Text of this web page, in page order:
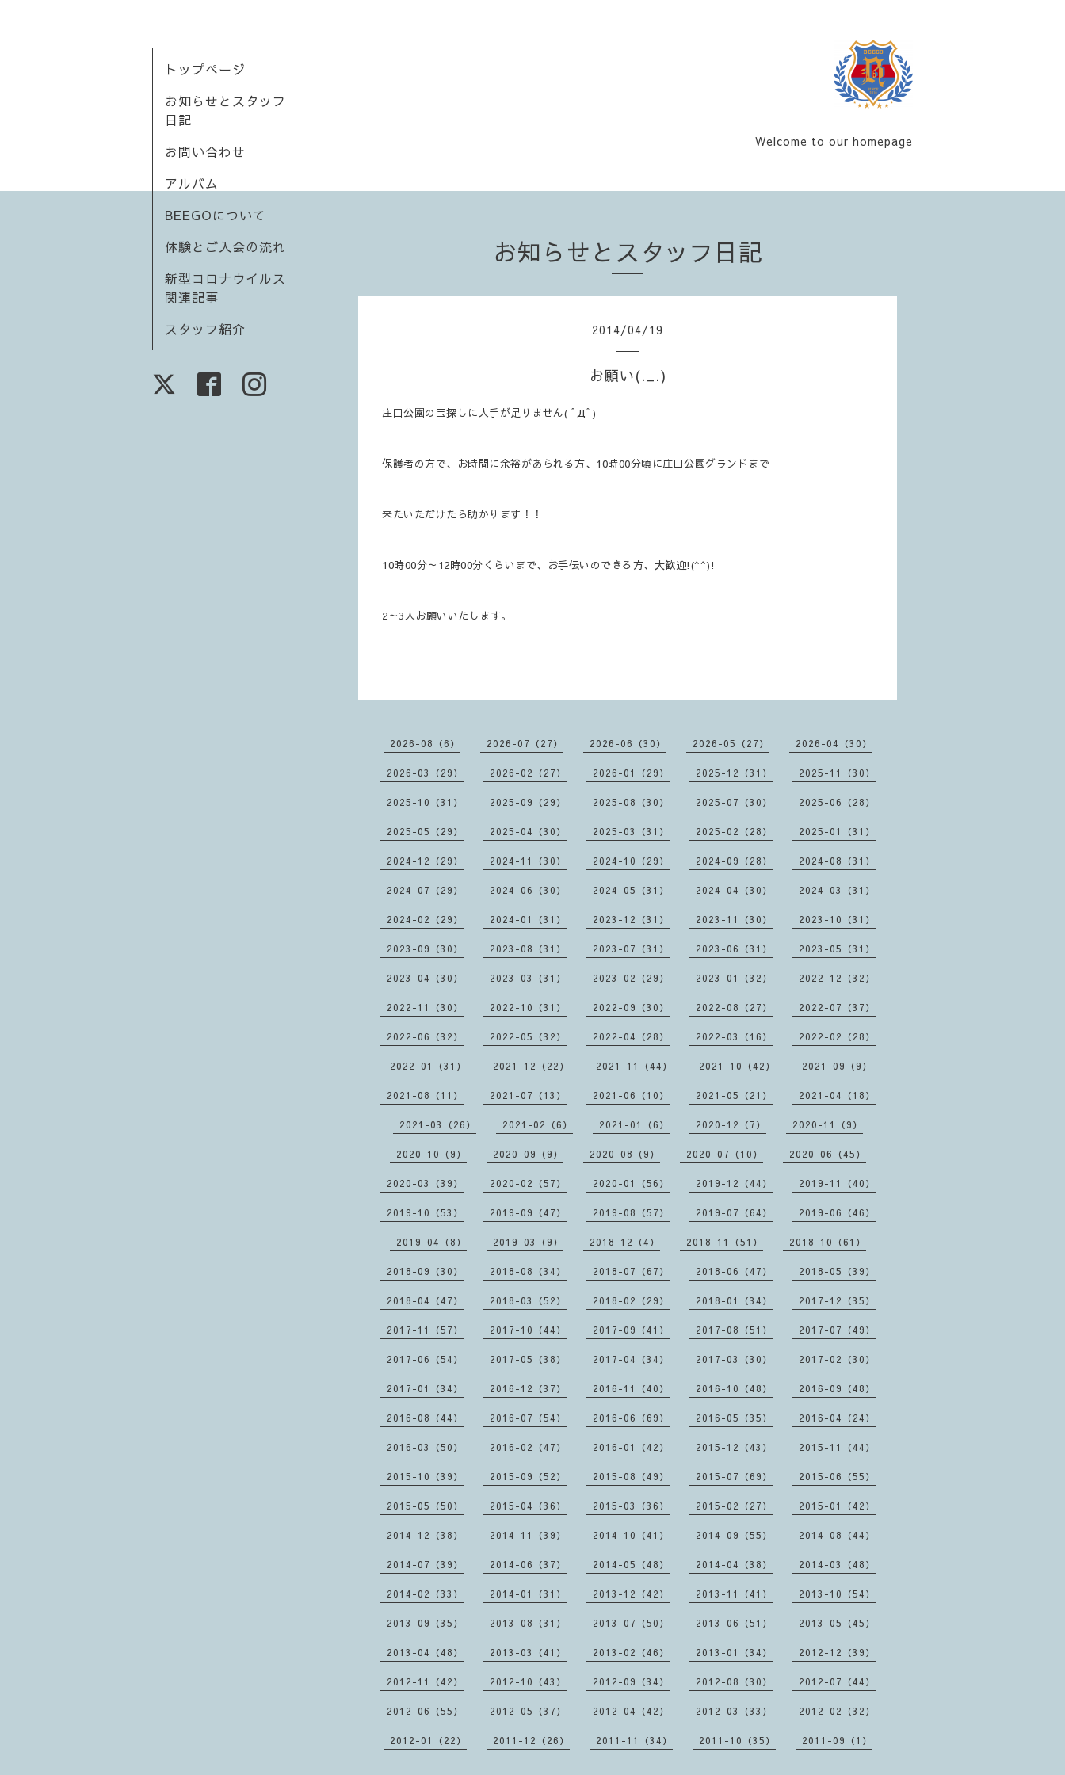
Welcome to our homepage
トップページ
お知らせとスタッフ
日記
お問い合わせ
アルバム
BEEGOについて
体験とご入会の流れ
新型コロナウイルス
関連記事
スタッフ紹介
お知らせとスタッフ日記
2014/04/19
お願い(._.)
庄口公園の宝探しに人手が足りません( ﾟДﾟ)
保護者の方で、お時間に余裕があられる方、10時00分頃に庄口公園グランドまで
来たいただけたら助かります！！
10時00分～12時00分くらいまで、お手伝いのできる方、大歓迎!(^^)!
2～3人お願いいたします。
2026-08（6） 2026-07（27） 2026-06（30） 2026-05（27） 2026-04（30）
2026-03（29） 2026-02（27） 2026-01（29） 2025-12（31） 2025-11（30）
2025-10（31） 2025-09（29） 2025-08（30） 2025-07（30） 2025-06（28）
2025-05（29） 2025-04（30） 2025-03（31） 2025-02（28） 2025-01（31）
2024-12（29） 2024-11（30） 2024-10（29） 2024-09（28） 2024-08（31）
2024-07（29） 2024-06（30） 2024-05（31） 2024-04（30） 2024-03（31）
2024-02（29） 2024-01（31） 2023-12（31） 2023-11（30） 2023-10（31）
2023-09（30） 2023-08（31） 2023-07（31） 2023-06（31） 2023-05（31）
2023-04（30） 2023-03（31） 2023-02（29） 2023-01（32） 2022-12（32）
2022-11（30） 2022-10（31） 2022-09（30） 2022-08（27） 2022-07（37）
2022-06（32） 2022-05（32） 2022-04（28） 2022-03（16） 2022-02（28）
2022-01（31） 2021-12（22） 2021-11（44） 2021-10（42） 2021-09（9）
2021-08（11） 2021-07（13） 2021-06（10） 2021-05（21） 2021-04（18）
2021-03（26） 2021-02（6） 2021-01（6） 2020-12（7） 2020-11（9）
2020-10（9） 2020-09（9） 2020-08（9） 2020-07（10） 2020-06（45）
2020-03（39） 2020-02（57） 2020-01（56） 2019-12（44） 2019-11（40）
2019-10（53） 2019-09（47） 2019-08（57） 2019-07（64） 2019-06（46）
2019-04（8） 2019-03（9） 2018-12（4） 2018-11（51） 2018-10（61）
2018-09（30） 2018-08（34） 2018-07（67） 2018-06（47） 2018-05（39）
2018-04（47） 2018-03（52） 2018-02（29） 2018-01（34） 2017-12（35）
2017-11（57） 2017-10（44） 2017-09（41） 2017-08（51） 2017-07（49）
2017-06（54） 2017-05（38） 2017-04（34） 2017-03（30） 2017-02（30）
2017-01（34） 2016-12（37） 2016-11（40） 2016-10（48） 2016-09（48）
2016-08（44） 2016-07（54） 2016-06（69） 2016-05（35） 2016-04（24）
2016-03（50） 2016-02（47） 2016-01（42） 2015-12（43） 2015-11（44）
2015-10（39） 2015-09（52） 2015-08（49） 2015-07（69） 2015-06（55）
2015-05（50） 2015-04（36） 2015-03（36） 2015-02（27） 2015-01（42）
2014-12（38） 2014-11（39） 2014-10（41） 2014-09（55） 2014-08（44）
2014-07（39） 2014-06（37） 2014-05（48） 2014-04（38） 2014-03（48）
2014-02（33） 2014-01（31） 2013-12（42） 2013-11（41） 2013-10（54）
2013-09（35） 2013-08（31） 2013-07（50） 2013-06（51） 2013-05（45）
2013-04（48） 2013-03（41） 2013-02（46） 2013-01（34） 2012-12（39）
2012-11（42） 2012-10（43） 2012-09（34） 2012-08（30） 2012-07（44）
2012-06（55） 2012-05（37） 2012-04（42） 2012-03（33） 2012-02（32）
2012-01（22） 2011-12（26） 2011-11（34） 2011-10（35） 2011-09（1）